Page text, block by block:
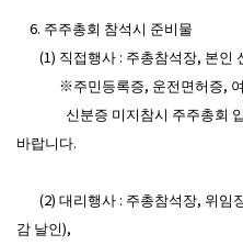
6. 주주총회 참석시 준비물
(1) 직접행사 : 주총참석장, 본인
※주민등록증, 운전면허증, 여
신분증 미지참시 주주총회 입
바랍니다.
(2) 대리행사 : 주총참석장, 위임
감 날인),